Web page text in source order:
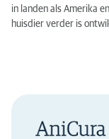
in landen als Amerika
huisdier verder is